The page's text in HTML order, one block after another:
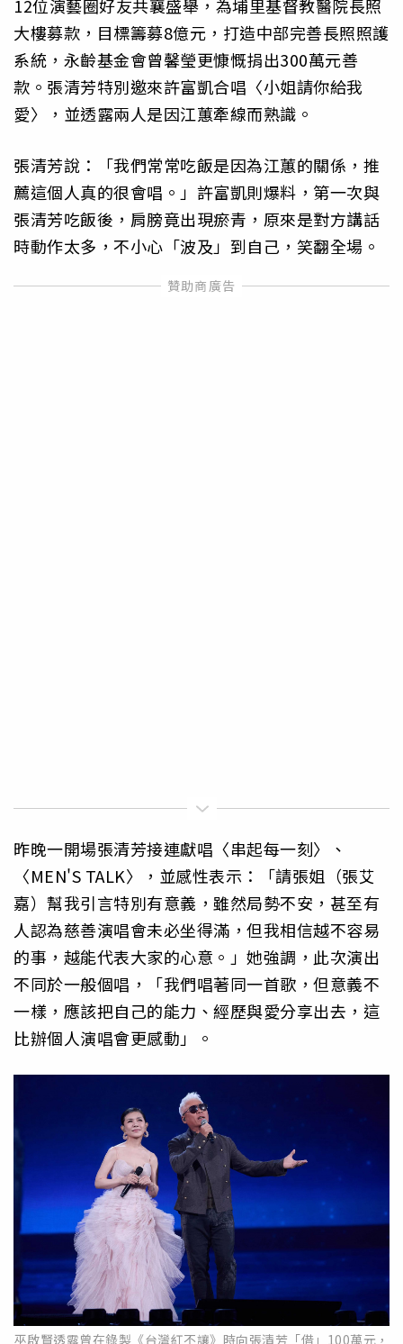
12位演藝圈好友共襄盛舉，為埔里基督教醫院長照
大樓募款，目標籌募8億元，打造中部完善長照照護
系統，永齡基金會曾馨瑩更慷慨捐出300萬元善
款。張清芳特別邀來許富凱合唱〈小姐請你給我
愛〉，並透露兩人是因江蕙牽線而熟識。
張清芳說：「我們常常吃飯是因為江蕙的關係，推
薦這個人真的很會唱。」許富凱則爆料，第一次與
張清芳吃飯後，肩膀竟出現瘀青，原來是對方講話
時動作太多，不小心「波及」到自己，笑翻全場。
昨晚一開場張清芳接連獻唱〈串起每一刻〉、
〈MEN'S TALK〉，並感性表示：「請張姐（張艾
嘉）幫我引言特別有意義，雖然局勢不安，甚至有
人認為慈善演唱會未必坐得滿，但我相信越不容易
的事，越能代表大家的心意。」她強調，此次演出
不同於一般個唱，「我們唱著同一首歌，但意義不
一樣，應該把自己的能力、經歷與愛分享出去，這
比辦個人演唱會更感動」。
巫啟賢透露曾在錄製《台灣紅不讓》時向張清芳「借」100萬元，